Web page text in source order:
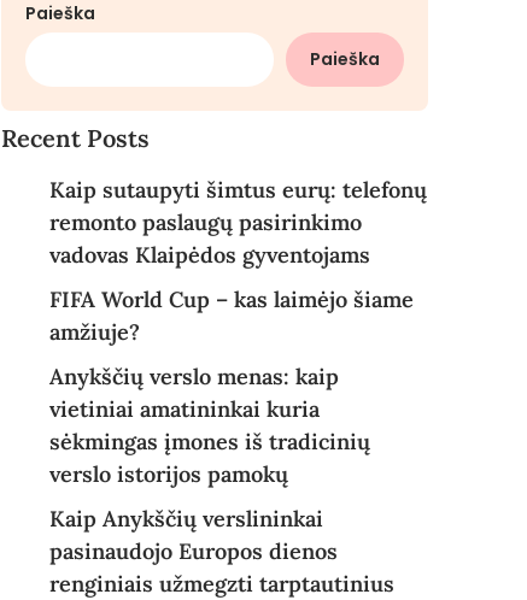
Paieška
Paieška
Recent Posts
Kaip sutaupyti šimtus eurų: telefonų
remonto paslaugų pasirinkimo
vadovas Klaipėdos gyventojams
FIFA World Cup – kas laimėjo šiame
amžiuje?
Anykščių verslo menas: kaip
vietiniai amatininkai kuria
sėkmingas įmones iš tradicinių
verslo istorijos pamokų
Kaip Anykščių verslininkai
pasinaudojo Europos dienos
renginiais užmegzti tarptautinius